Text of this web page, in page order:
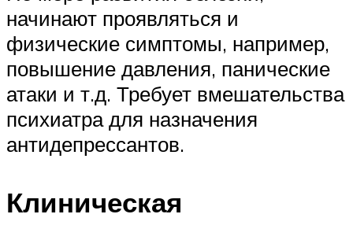
начинают проявляться и
физические симптомы, например,
повышение давления, панические
атаки и т.д. Требует вмешательства
психиатра для назначения
антидепрессантов.
Клиническая